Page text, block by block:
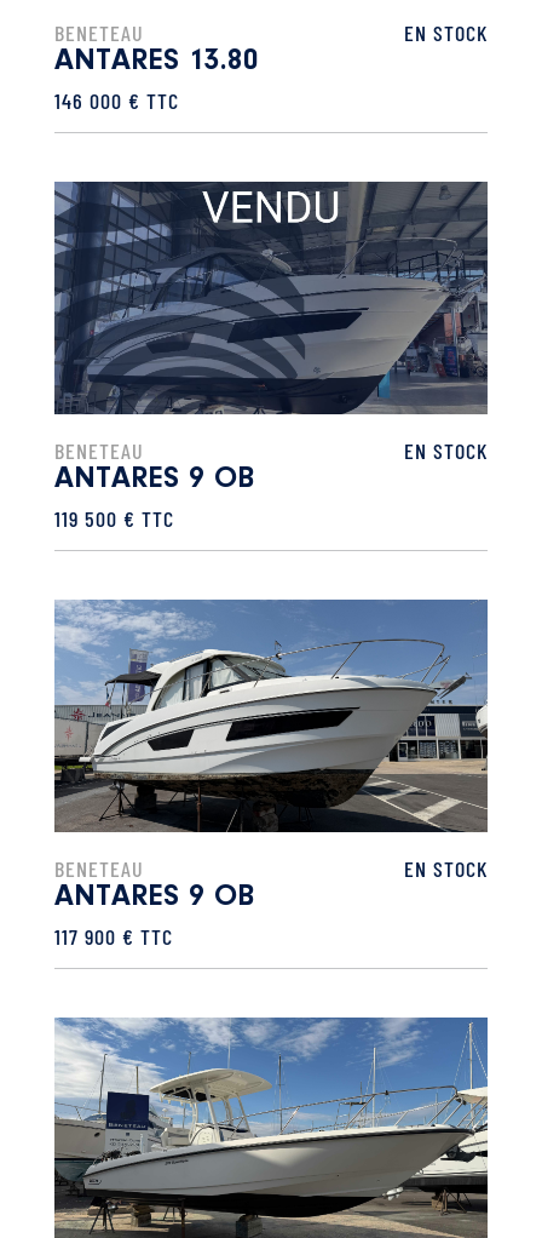
BENETEAU EN STOCK
ANTARES 13.80
146 000 € TTC
BENETEAU EN STOCK
ANTARES 9 OB
119 500 € TTC
BENETEAU EN STOCK
ANTARES 9 OB
117 900 € TTC